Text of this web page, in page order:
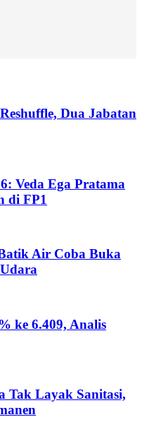
Dua Jabatan
Veda Ega Pratama
di FP1
Air Coba Buka
ke 6.409, Analis
Tak Layak Sanitasi,